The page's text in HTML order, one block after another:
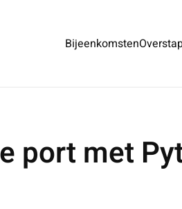
Bijeenkomsten
port met